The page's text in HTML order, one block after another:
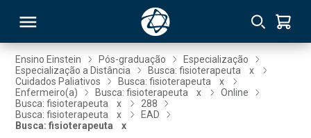
Ensino Einstein Pós-graduação
Especialização
Especialização a Distância
Busca: fisioterapeuta
x
Cuidados Paliativos
Busca: fisioterapeuta
x
Enfermeiro(a)
Busca: fisioterapeuta x
Online
Busca: fisioterapeuta
x
288
Busca: fisioterapeuta
x
EAD
Busca: fisioterapeuta
x